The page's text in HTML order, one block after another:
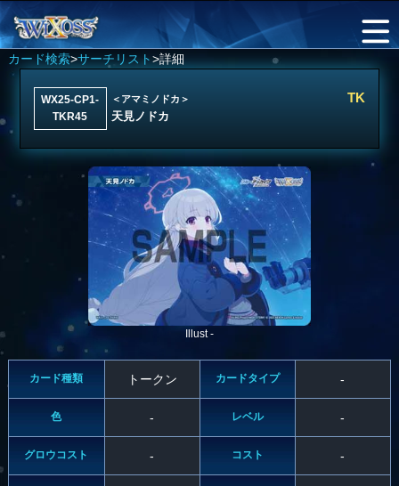
カード検索>サーチリスト>詳細
WX25-CP1-
TKR45
＜アマミノドカ＞
天見ノドカ
TK
Illust -
カード種類 トークン カードタイプ -
色 - レベル -
グロウコスト - コスト -